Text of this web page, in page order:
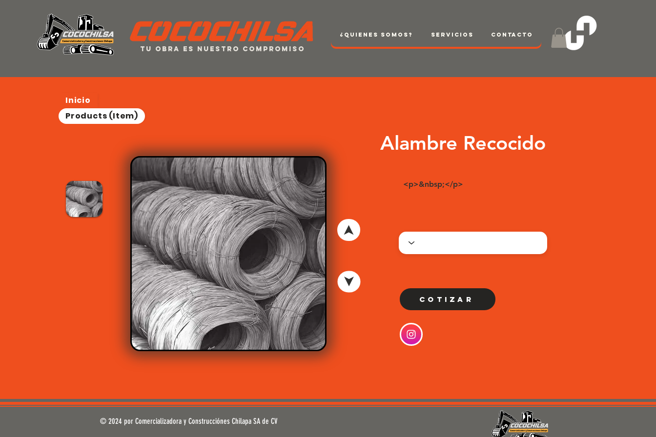
Tu obra es nuestro compromiso
¿Quienes Somos? Servicios Contacto
Inicio
Products (Item)
Alambre Recocido
<p>&nbsp;</p>
Cotizar
© 2024 por Comercializadora y Construcciónes Chilapa SA de CV